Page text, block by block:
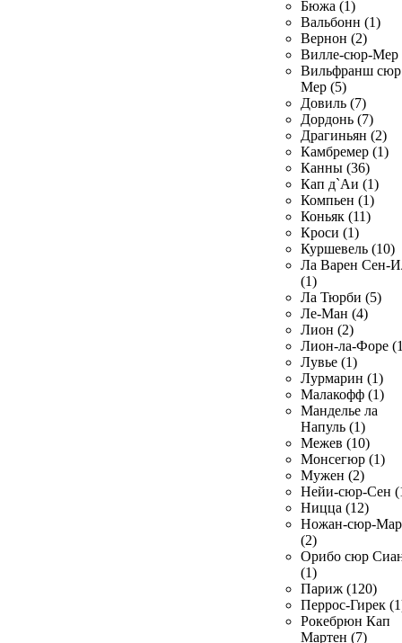
Бюжа (1)
Вальбонн (1)
Вернон (2)
Вилле-сюр-Мер
Вильфранш сюр
Мер (5)
Довиль (7)
Дордонь (7)
Драгиньян (2)
Камбремер (1)
Канны (36)
Кап д`Аи (1)
Компьен (1)
Коньяк (11)
Кроси (1)
Куршевель (10)
Ла Варен Сен-
(1)
Ла Тюрби (5)
Ле-Ман (4)
Лион (2)
Лион-ла-Форе
Лувье (1)
Лурмарин (1)
Малакофф (1)
Манделье ла
Напуль (1)
Межев (10)
Монсегюр (1)
Мужен (2)
Нейи-сюр-Сен
Ницца (12)
Ножан-сюр-
(2)
Орибо сюр
(1)
Париж (120)
Перрос-Гирек
Рокебрюн Кап
Мартен (7)